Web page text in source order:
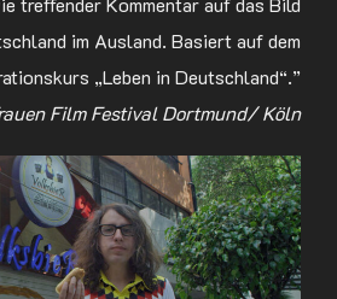
im Ausland. Basiert auf dem
„Leben in Deutschland“.”
Film Festival Dortmund/ Köln